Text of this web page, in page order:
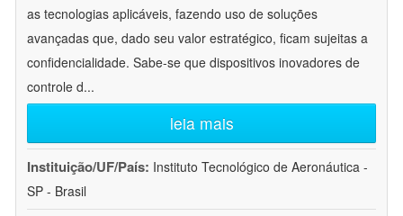
as tecnologias aplicáveis, fazendo uso de soluções
avançadas que, dado seu valor estratégico, ficam sujeitas a
confidencialidade. Sabe-se que dispositivos inovadores de
controle d...
leia mais
Instituição/UF/País: Instituto Tecnológico de Aeronáutica -
SP - Brasil